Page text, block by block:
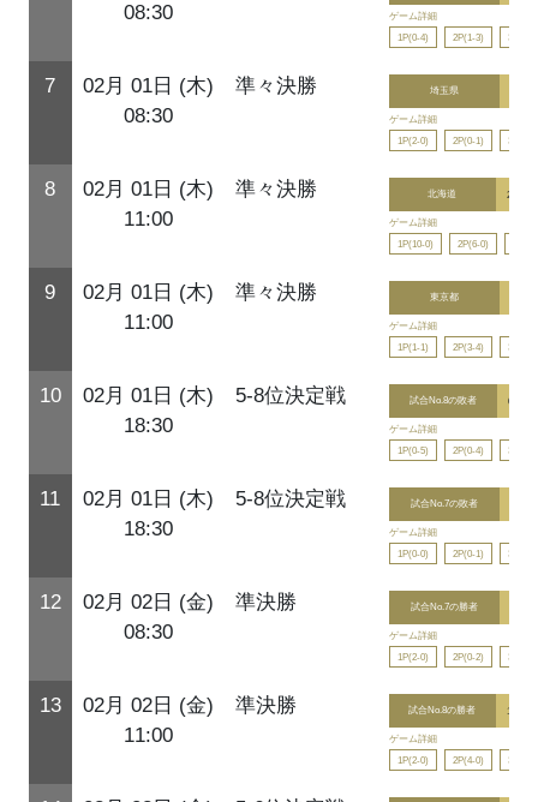
08:30
ゲーム詳細
1P(0-4)
2P(1-3) 3P(0-0)
7
02月 01日 (木)
08:30
準々決勝 埼玉県
ゲーム詳細
1P(2-0)
2P(0-1) 3P(3-0)
8
02月 01日 (木)
11:00
準々決勝 北海道 24
ゲーム詳細
1P(10-0)
2P(6-0)
9
02月 01日 (木)
11:00
準々決勝 東京都
ゲーム詳細
1P(1-1)
2P(3-4) 3P(1-0)
10
02月 01日 (木)
18:30
5-8位決定戦 試合No.8の敗者 0
ゲーム詳細
1P(0-5)
2P(0-4) 3P(0-3)
11
02月 01日 (木)
18:30
5-8位決定戦 試合No.7の敗者
ゲーム詳細
1P(0-0)
2P(0-1) 3P(1-0)
12
02月 02日 (金)
08:30
準決勝 試合No.7の勝者
ゲーム詳細
1P(2-0)
2P(0-2) 3P(0-0)
13
02月 02日 (金)
11:00
準決勝 試合No.8の勝者 10
ゲーム詳細
1P(2-0)
2P(4-0) 3P(4-2)